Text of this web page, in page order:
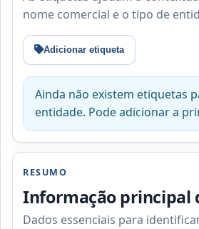
nome comercial e o tipo de
Adicionar etiqueta
Ainda não existem etiquetas
entidade. Pode adicionar a
RESUMO
Informação principal
Dados essenciais para